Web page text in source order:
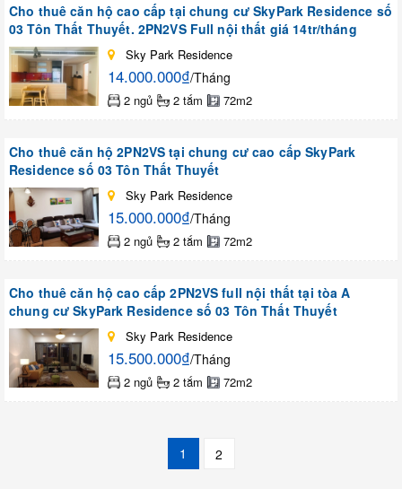
Cho thuê căn hộ cao cấp tại chung cư SkyPark Residence số
03 Tôn Thất Thuyết. 2PN2VS Full nội thất giá 14tr/tháng
Sky Park Residence
14.000.000₫/Tháng
2 ngủ 2 tắm 72m2
Cho thuê căn hộ 2PN2VS tại chung cư cao cấp SkyPark
Residence số 03 Tôn Thất Thuyết
Sky Park Residence
15.000.000₫/Tháng
2 ngủ 2 tắm 72m2
Cho thuê căn hộ cao cấp 2PN2VS full nội thất tại tòa A
chung cư SkyPark Residence số 03 Tôn Thất Thuyết
Sky Park Residence
15.500.000₫/Tháng
2 ngủ 2 tắm 72m2
1 2